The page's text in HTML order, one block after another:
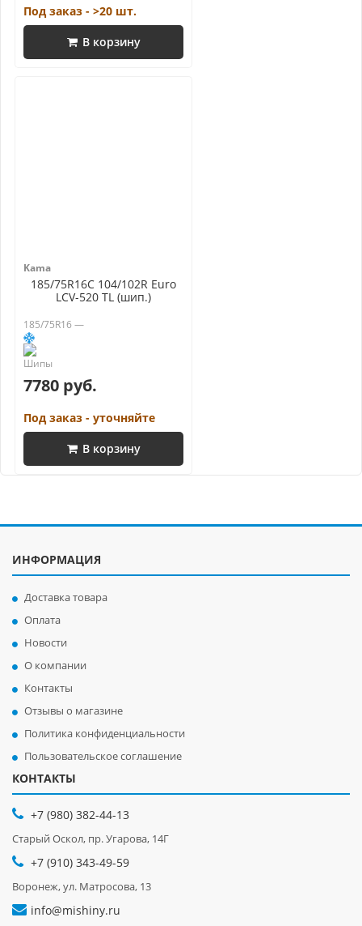
Под заказ - >20 шт.
В корзину
Kama
185/75R16C 104/102R Euro
LCV-520 TL (шип.)
185/75R16 —
7780 руб.
Под заказ - уточняйте
В корзину
ИНФОРМАЦИЯ
Доставка товара
Оплата
Новости
О компании
Контакты
Отзывы о магазине
Политика конфиденциальности
Пользовательское соглашение
КОНТАКТЫ
+7 (980) 382-44-13
Старый Оскол, пр. Угарова, 14Г
+7 (910) 343-49-59
Воронеж, ул. Матросова, 13
info@mishiny.ru